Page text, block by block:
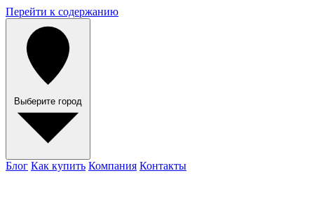
Перейти к содержанию
Выберите город
Блог Как купить Компания Контакты